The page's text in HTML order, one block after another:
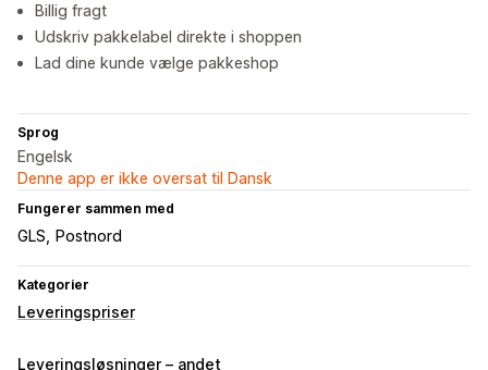
Billig fragt
Udskriv pakkelabel direkte i shoppen
Lad dine kunde vælge pakkeshop
Sprog
Engelsk
Denne app er ikke oversat til Dansk
Fungerer sammen med
GLS Postnord
Kategorier
Leveringspriser
Leveringsløsninger – andet